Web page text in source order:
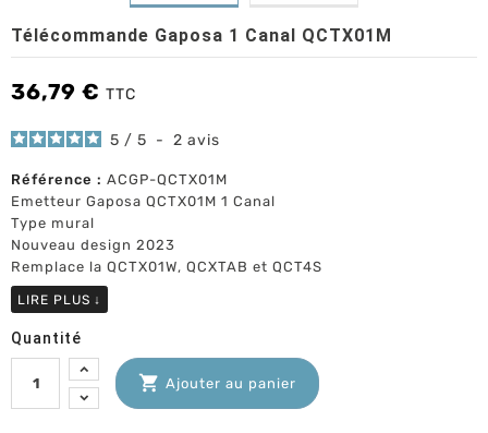
Télécommande Gaposa 1 Canal QCTX01M
36,79 € TTC
5 / 5 - 2 avis
Référence : ACGP-QCTX01M
Emetteur Gaposa QCTX01M 1 Canal
Type mural
Nouveau design 2023
Remplace la QCTX01W, QCXTAB et QCT4S
LIRE PLUS ↓
Quantité
 Ajouter au panier